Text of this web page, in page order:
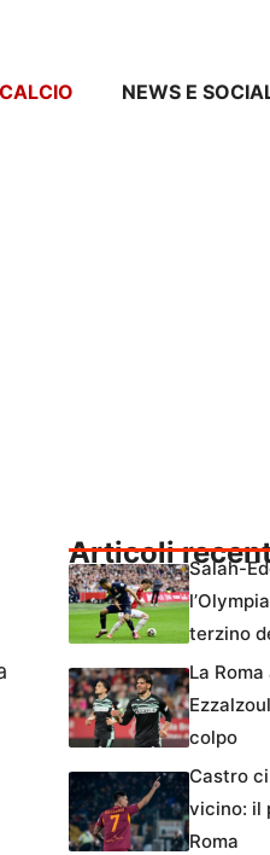
CALCIO NEWS E
Articoli
Salah-
terzino
La
colpo
Castro
vicino: il
Roma